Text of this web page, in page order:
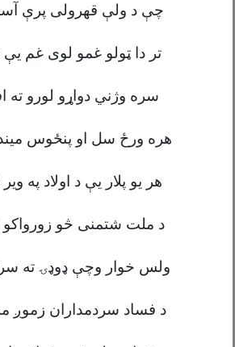
چې د ولې قهرولی پرې
تر دا ټولو غمو لوی غم
سره وژني دواړو لورو ته
هره ورځ سل او پنځوس
هر یو پلار یې د اولاد په
د ملت شتمنی څو
ولس خوار وچې ډوډۍ ته
د فساد سردمداران زموږ